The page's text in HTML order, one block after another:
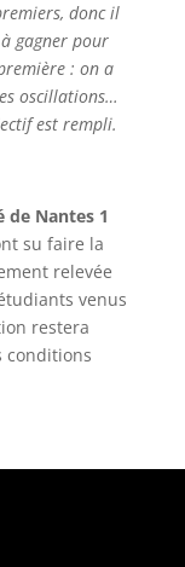
donc il
gagner pour
: on a
oscillations…
est rempli.
de Nantes 1
su faire la
relevée
venus
restera
conditions